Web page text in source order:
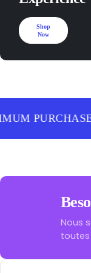
Shop
Now
PURCHASE
Nous